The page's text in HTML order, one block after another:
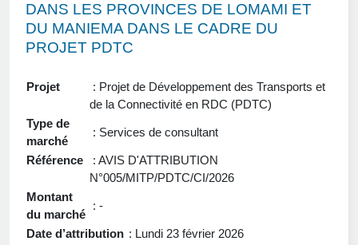
DANS LES PROVINCES DE LOMAMI ET
DU MANIEMA DANS LE CADRE DU
PROJET PDTC
Projet
: Projet de Développement des Transports et
de la Connectivité en RDC (PDTC)
Type de
marché
: Services de consultant
Référence
: AVIS D'ATTRIBUTION
N°005/MITP/PDTC/CI/2026
Montant
du marché
: -
Date d’attribution : Lundi 23 février 2026